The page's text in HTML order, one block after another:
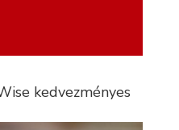
kedvezményes